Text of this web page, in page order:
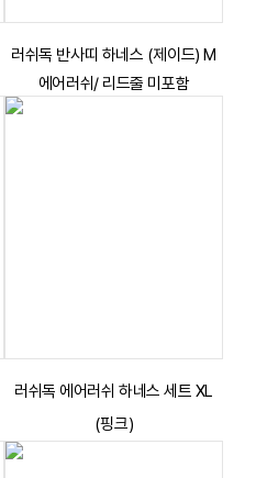
러쉬독 반사띠 하네스 (제이드) M
에어러쉬/ 리드줄 미포함
러쉬독 에어러쉬 하네스 세트 XL
(핑크)